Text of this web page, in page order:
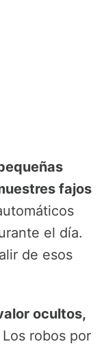
fajos
el día.
de esos
ocultos,
Los robos por